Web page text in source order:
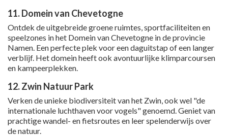
11. Domein van Chevetogne
Ontdek de uitgebreide groene ruimtes, sportfaciliteiten en
speelzones in het Domein van Chevetogne in de provincie
Namen. Een perfecte plek voor een daguitstap of een langer
verblijf. Het domein heeft ook avontuurlijke klimparcoursen
en kampeerplekken.
12. Zwin Natuur Park
Verken de unieke biodiversiteit van het Zwin, ook wel "de
internationale luchthaven voor vogels" genoemd. Geniet van
prachtige wandel- en fietsroutes en leer spelenderwijs over
de natuur.